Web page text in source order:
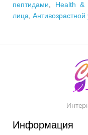
пептидами
Health &
лица Антивозрастной
Информация